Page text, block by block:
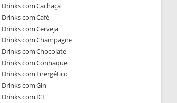
Drinks com Cachaça
Drinks com Café
Drinks com Cerveja
Drinks com Champagne
Drinks com Chocolate
Drinks com Conhaque
Drinks com Energético
Drinks com Gin
Drinks com ICE